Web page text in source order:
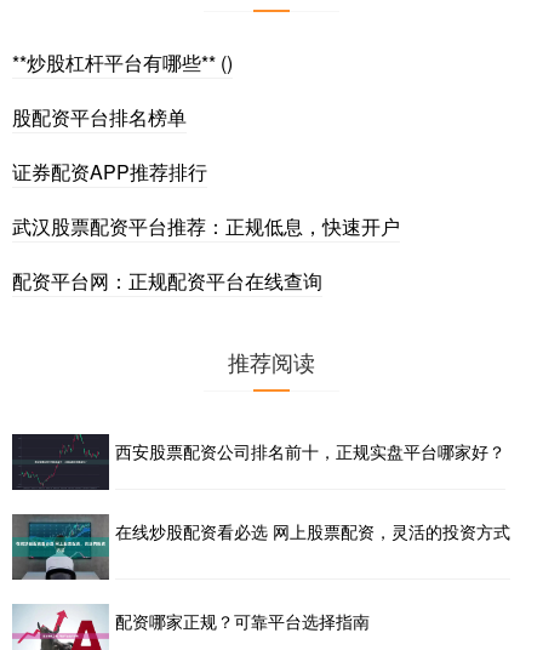
**炒股杠杆平台有哪些** ()
股配资平台排名榜单
证券配资APP推荐排行
武汉股票配资平台推荐：正规低息，快速开户
配资平台网：正规配资平台在线查询
推荐阅读
西安股票配资公司排名前十，正规实盘平台哪家好？
在线炒股配资看必选 网上股票配资，灵活的投资方式
配资哪家正规？可靠平台选择指南